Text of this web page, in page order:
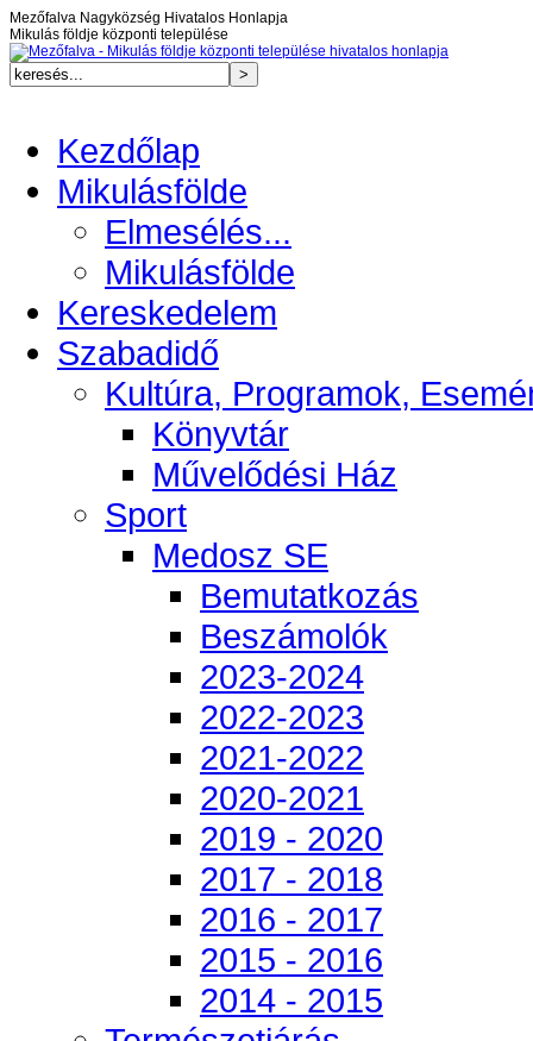
Mezőfalva Nagyközség Hivatalos Honlapja
Mikulás földje központi települése
Kezdőlap
Mikulásfölde
Elmesélés...
Mikulásfölde
Kereskedelem
Szabadidő
Kultúra, Programok,
Könyvtár
Művelődési Ház
Sport
Medosz SE
Bemutatkozás
Beszámolók
2023-2024
2022-2023
2021-2022
2020-2021
2019 - 2020
2017 - 2018
2016 - 2017
2015 - 2016
2014 - 2015